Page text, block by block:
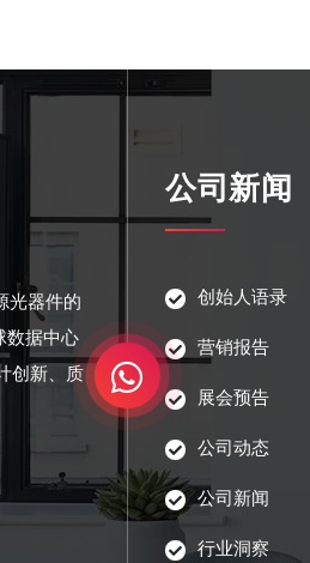
光器件的
数据中心
创新、质
公司新闻
创始人语录
营销报告
展会预告
公司动态
公司新闻
行业洞察